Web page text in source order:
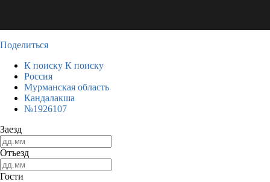
Поделиться
К поиску К поиску
Россия
Мурманская область
Кандалакша
№1926107
Заезд
Отъезд
Гости